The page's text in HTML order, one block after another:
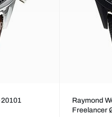
Raymond
Freelancer